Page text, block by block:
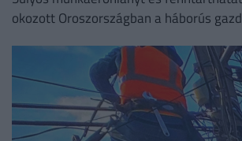
okozott Oroszországban a háborús